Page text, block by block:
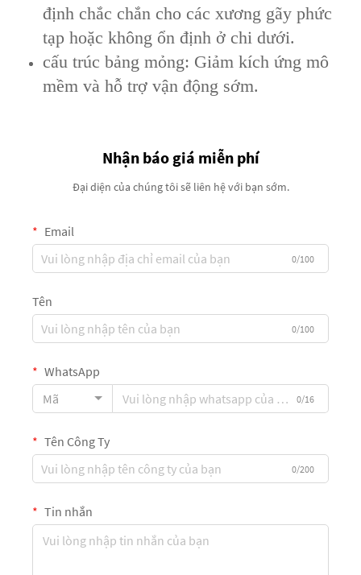
định chắc chắn cho các xương gãy phức
tạp hoặc không ổn định ở chi dưới.
cấu trúc bảng mỏng: Giảm kích ứng mô
mềm và hỗ trợ vận động sớm.
Nhận báo giá miễn phí
Đại diện của chúng tôi sẽ liên hệ với bạn sớm.
Email
0/100
Tên
0/100
WhatsApp
Mã
0/16
Tên Công Ty
0/200
Tin nhắn